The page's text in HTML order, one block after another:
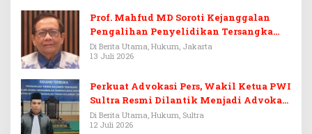
Prof. Mahfud MD Soroti Kejanggalan
Pengalihan Penyelidikan Tersangka
Febrie Adriansyah
Di Berita Utama, Hukum, Jakarta
13 Juli 2026
Perkuat Advokasi Pers, Wakil Ketua PWI
Sultra Resmi Dilantik Menjadi Advokat
PERADI
Di Berita Utama, Hukum, Sultra
12 Juli 2026